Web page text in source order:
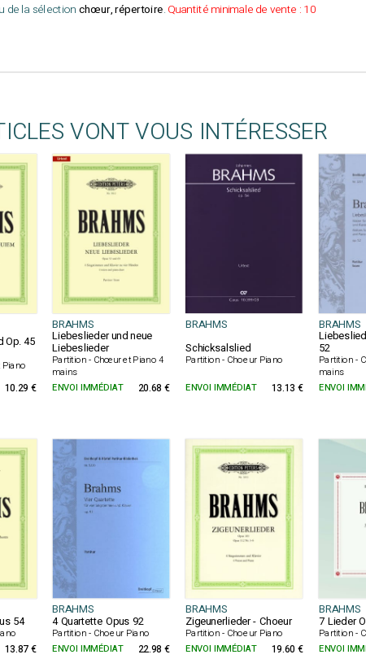
de la sélection chœur, répertoire. Quantité minimale de vente : 10
VONT VOUS INTÉRESSER
BRAHMS BRAHMS BRAHMS
Op. 45
Liebeslieder und neue
Liebeslieder
Partition - Chœur et Piano 4
mains
Schicksalslied
Partition - Choeur Piano
52
Partition -
mains
10.29 € ENVOI IMMÉDIAT 20.68 € ENVOI IMMÉDIAT 13.13 € ENVOI
BRAHMS BRAHMS BRAHMS
54 4 Quartette Opus 92
Partition - Choeur Piano
Zigeunerlieder - Choeur
Partition - Choeur Piano
7 Lieder
Partition -
13.87 € ENVOI IMMÉDIAT 22.98 € ENVOI IMMÉDIAT 19.60 € ENVOI